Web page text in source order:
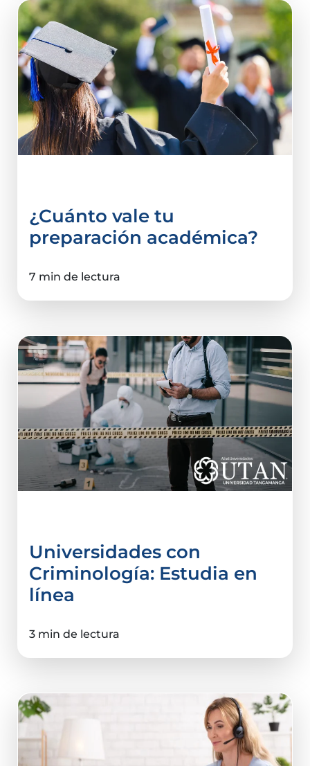
¿Cuánto vale tu
preparación académica?
7 min de lectura
Universidades con
Criminología: Estudia en
línea
3 min de lectura